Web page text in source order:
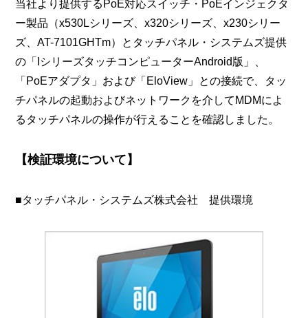
当社より提供するPoE対応スイッチ・PoEインジェクタ
ー製品（x530Lシリーズ、x320シリーズ、x230シリー
ズ、AT-7101GHTm）とタッチパネル・システムズ提供
の「IシリーズタッチコンピューターAndroid版」、
「PoEアダプタ」および「EloView」との接続で、タッ
チパネルの起動およびネットワークを介してMDMによ
るタッチパネルの操作が行えることを確認しました。
【検証環境について】
■タッチパネル・システムズ株式会社 提供環境